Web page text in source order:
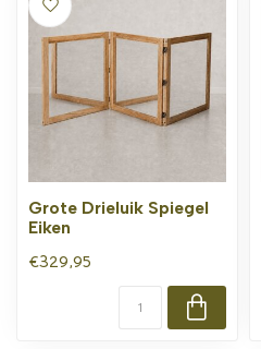
Grote Drieluik Spiegel
Eiken
€329,95